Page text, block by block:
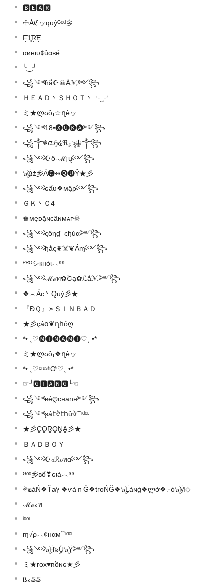
🅱🅴🅰🆁
☩Áℭッqυỷᴳᵒᵈ乡
F͓̽1͓̽R͓̽E͓̽
αинιυ¢ủαвé
╰‿╯
꧁༺ɦắ☪☠Áℳ༻꧂
ＨＥＡＤ丶ＳＨＯＴ丶╰‿╯
ミ★ლʊộ¡☆ղèッ
꧁༺18•🅧🅤🅚🅐༻꧂
꧁༒☬ᤂℌ໔ℜ؏ৡ☬༒꧂
꧁༺☪ô-ℳ¡ų༻꧂
๖ۣۜҨž乡Á🅒↭🅠🅤Ỷ★彡
꧁༺ɢấυ❖мậρ༻꧂
ＧＫ丶Ｃ4
♚мẹᴅặɴcâɴмᴀᴘ☠
꧁༺ςôηɠ_ςɧúα༻꧂
꧁༺ɧắς❦☠️❦Áɱ༻꧂
ᴾᴿᴼシкнóι︵⁹⁹
꧁༺ℳℴท✿Շạ✿ℒắℳ༻꧂
❖︵Ác丶Quỷ彡★
『ĐＱ』➣ＳＩＮＢＡＤ
★彡çáօ❦ղհỏღ
*•.¸♡🅜🅘🅝🅐🅜🅘♡¸.•*
ミ★ლʊộ¡❖ղèッ
*•.¸♡ᶜʳᵘˢʰƠⁱ♡¸.•*
☞╯🅶🅸🅰🅽🅶╰☜
꧁༺вéღcнanн༻꧂
꧁༺ʂáէঔէհủঔ⁀ᶦᵈᵒᶫ
★彡C͚O͚R͚O͚N͚A͚彡★
ＢＡＤＢＯＹ
꧁༺☪ℴℛℴทα༻꧂
ᴳᵒᵈ乡вố❣ɢιà︵⁹⁹
ঔ๒àŃ❖Ťa̸ץ ❖ѵàｎĞ❖tɾoŃĞ❖๖ۣۜLàɴġ❖ლở❖ꃅò๖ۣۜM◇
ℳℴℴท
ⁱᵈᵒˡ
ɱ√ρ︵¢нαм⁀ᶦᵈᵒᶫ
꧁༺๖ۣۜH๖ۣۜU๖ۣۜY༻꧂
ミ★ғox♥️ʀồɴԍ★彡
ßℴ₷₷